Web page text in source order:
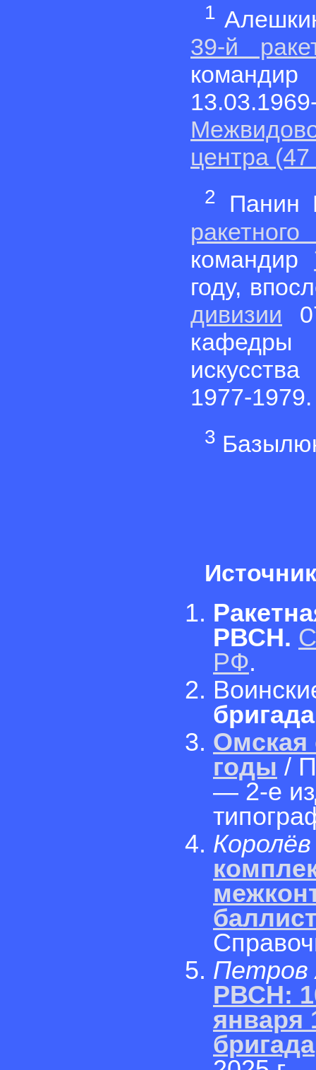
1
39-й
центра
2
Панин
командир
году,
дивизии
кафедры
1977-1979.
3
РВСН.
РФ.
бригада
Омская
годы /
— 2-е
Петров
РВСН:
января
бригада